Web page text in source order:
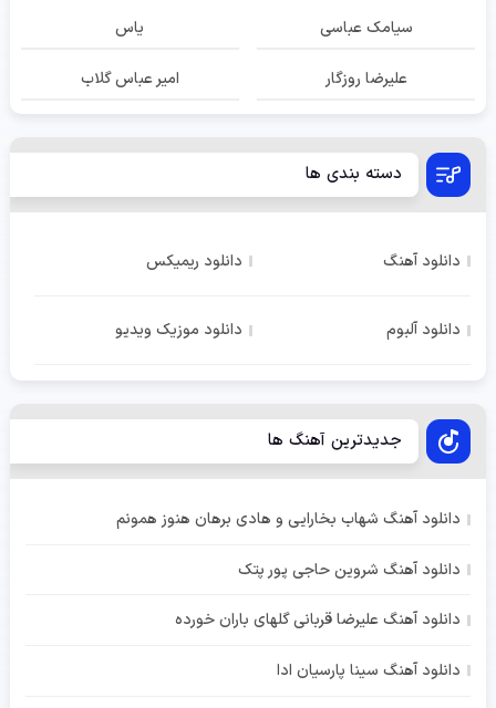
سیامک عباسی یاس
علیرضا روزگار امیر عباس گلاب
دسته بندی ها
دانلود آهنگ دانلود ریمیکس
دانلود آلبوم دانلود موزیک ویدیو
جدیدترین آهنگ ها
دانلود آهنگ شهاب بخارایی و هادی برهان هنوز همونم
دانلود آهنگ شروین حاجی پور پتک
دانلود آهنگ علیرضا قربانی گلهای باران خورده
دانلود آهنگ سینا پارسیان ادا